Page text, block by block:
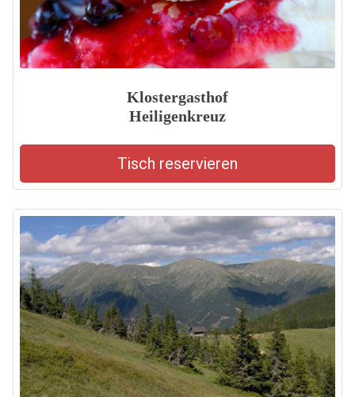
Klostergasthof
Heiligenkreuz
Tisch reservieren